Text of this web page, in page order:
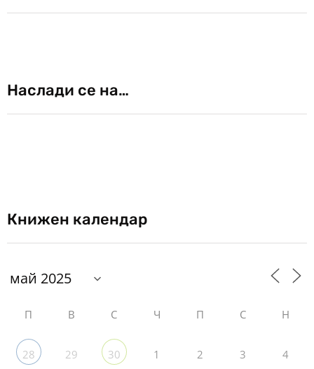
Наслади се на…
Книжен календар
П В С Ч П С Н
28 29 30 1 2 3 4